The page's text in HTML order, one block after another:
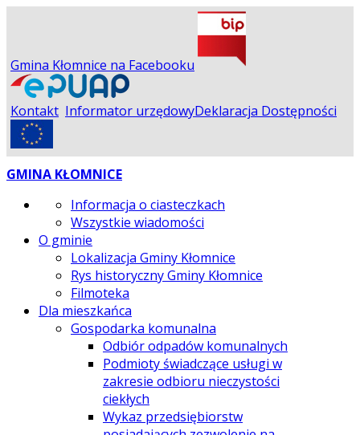
Gmina Kłomnice na Facebooku
Kontakt Informator urzędowyDeklaracja Dostępności
GMINA KŁOMNICE
Informacja o ciasteczkach
Wszystkie wiadomości
O gminie
Lokalizacja Gminy Kłomnice
Rys historyczny Gminy Kłomnice
Filmoteka
Dla mieszkańca
Gospodarka komunalna
Odbiór odpadów komunalnych
Podmioty świadczące usługi w
zakresie odbioru nieczystości
ciekłych
Wykaz przedsiębiorstw